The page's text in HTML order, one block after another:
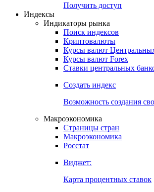
Получить доступ
Индексы
Индикаторы рынка
Поиск индексов
Криптовалюты
Курсы валют
Курсы валют Forex
Ставки центральных
Создать индекс
Возможность создания
Макроэкономика
Страницы стран
Макроэкономика
Росстат
Виджет:
Карта процентных ставок